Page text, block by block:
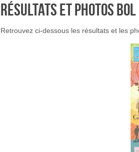
Résultats et photos bol
Retrouvez ci-dessous les résultats et les